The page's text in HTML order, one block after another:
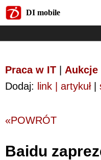
DI mobile
Praca w IT Aukcje
Dodaj: link | artykuł|
«POWRÓT
Baidu
DI mobile